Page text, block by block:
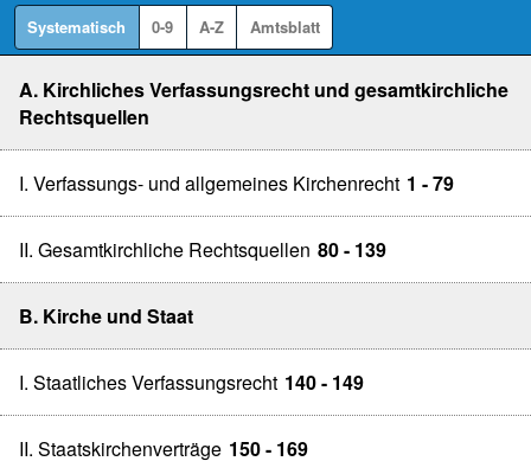
Systematisch 0-9 A-Z Amtsblatt
A. Kirchliches Verfassungsrecht und gesamtkirchliche
Rechtsquellen
I. Verfassungs- und allgemeines Kirchenrecht 1 - 79
II. Gesamtkirchliche Rechtsquellen 80 - 139
B. Kirche und Staat
I. Staatliches Verfassungsrecht 140 - 149
II. Staatskirchenverträge 150 - 169